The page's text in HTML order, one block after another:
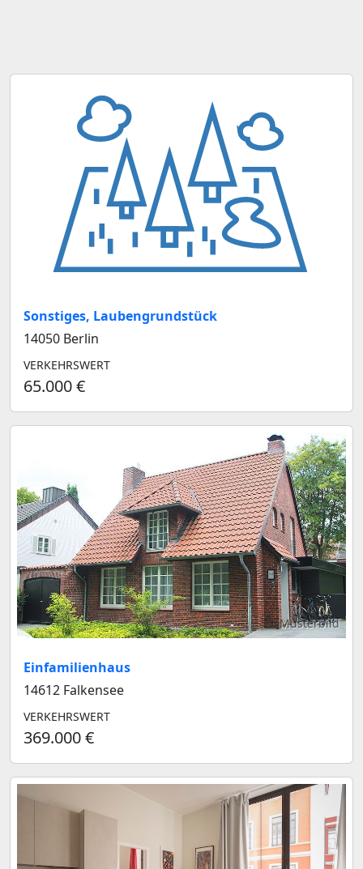
Sonstiges, Laubengrundstück
14050 Berlin
VERKEHRSWERT
65.000 €
Musterbild
Einfamilienhaus
14612 Falkensee
VERKEHRSWERT
369.000 €